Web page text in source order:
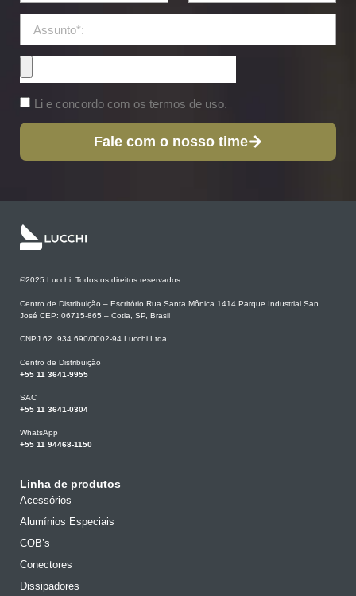
Li e concordo com os termos de uso.
Fale com o nosso time
©2025 Lucchi. Todos os direitos reservados.
Centro de Distribuição – Escritório Rua Santa Mônica 1414 Parque Industrial San
José CEP: 06715-865 – Cotia, SP, Brasil
CNPJ 62 .934.690/0002-94 Lucchi Ltda
Centro de Distribuição
+55 11 3641-9955
SAC
+55 11 3641-0304
WhatsApp
+55 11 94468-1150
Linha de produtos
Acessórios
Alumínios Especiais
COB’s
Conectores
Dissipadores